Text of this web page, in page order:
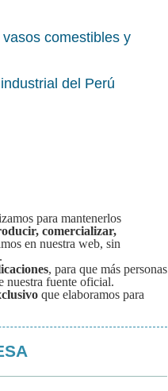
comestibles y
del Perú
para mantenerlos
comercializar,
en nuestra web, sin
, para que más personas
nuestra fuente oficial.
que elaboramos para